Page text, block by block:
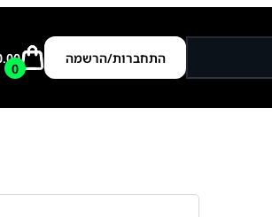
התחברות/הרשמה
0